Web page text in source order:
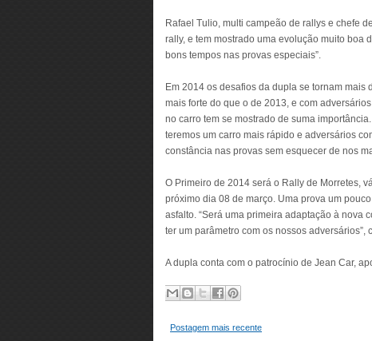
Rafael Tulio, multi campeão de rallys e chefe
rally, e tem mostrado uma evolução muito boa
bons tempos nas provas especiais”.
Em 2014 os desafios da dupla se tornam
mais forte do que o de 2013, e com
no carro tem se mostrado de suma
teremos um carro mais rápido e adversários
constância nas provas sem esquecer de nos
O Primeiro de 2014 será o Rally de Morretes,
próximo dia 08 de março. Uma prova um
asfalto. “Será uma primeira adaptação à nova
ter um parâmetro com os nossos
A dupla conta com o patrocínio de Jean Car,
Postagem mais recente